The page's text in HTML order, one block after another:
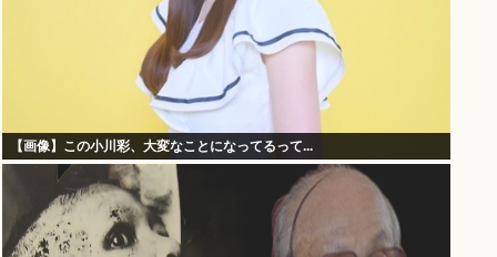
【画像】この小川彩、大変なことになってるって...